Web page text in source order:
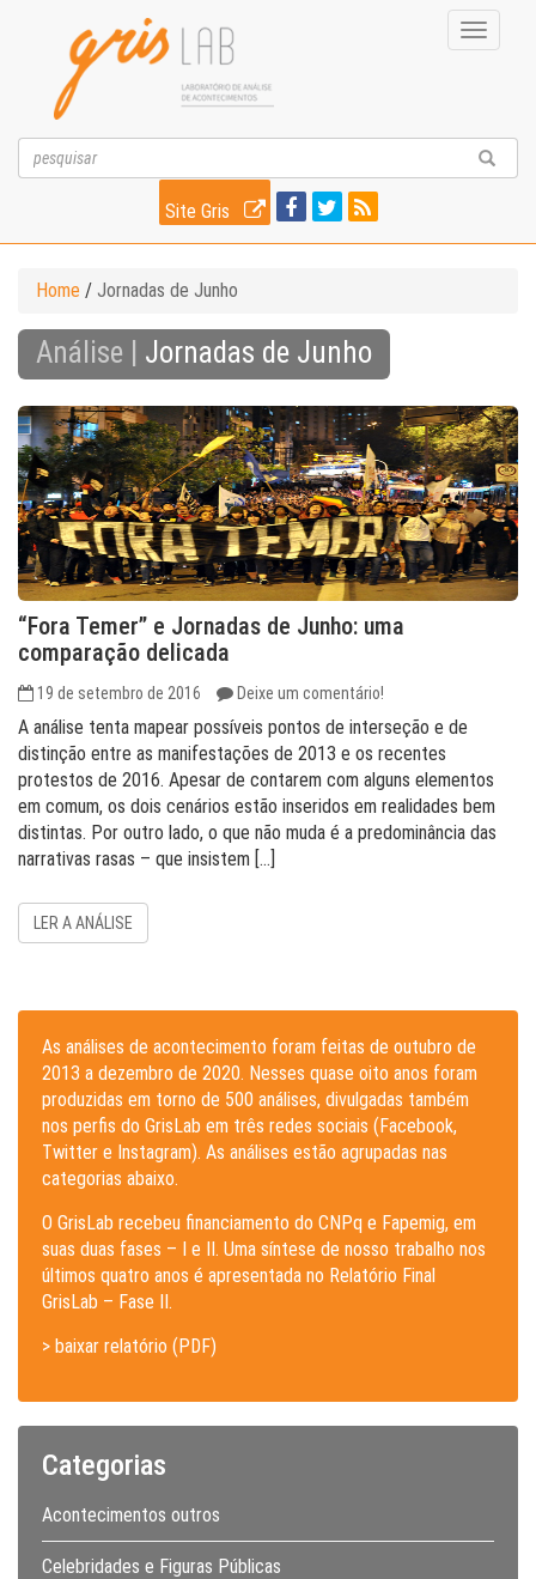
Toggle
Site Gris
Home / Jornadas de Junho
Análise | Jornadas de Junho
“Fora Temer” e Jornadas de Junho: uma
comparação delicada
19 de setembro de 2016 Deixe um comentário!
A análise tenta mapear possíveis pontos de interseção e de
distinção entre as manifestações de 2013 e os recentes
protestos de 2016. Apesar de contarem com alguns elementos
em comum, os dois cenários estão inseridos em realidades bem
distintas. Por outro lado, o que não muda é a predominância das
narrativas rasas – que insistem […]
LER A ANÁLISE
As análises de acontecimento foram feitas de outubro de
2013 a dezembro de 2020. Nesses quase oito anos foram
produzidas em torno de 500 análises, divulgadas também
nos perfis do GrisLab em três redes sociais (Facebook,
Twitter e Instagram). As análises estão agrupadas nas
categorias abaixo.
O GrisLab recebeu financiamento do CNPq e Fapemig, em
suas duas fases – I e II. Uma síntese de nosso trabalho nos
últimos quatro anos é apresentada no Relatório Final
GrisLab – Fase II.
> baixar relatório (PDF)
Categorias
Acontecimentos outros
Celebridades e Figuras Públicas